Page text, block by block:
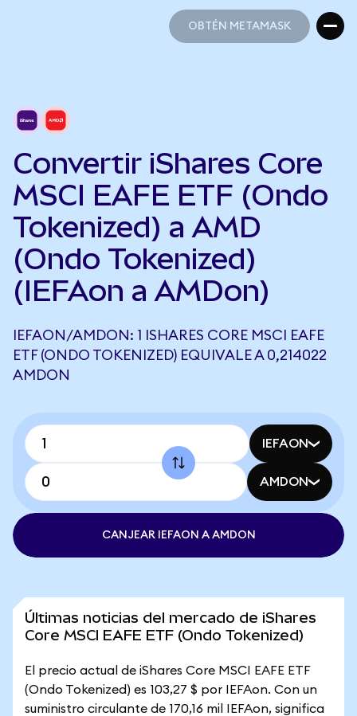
OBTÉN METAMASK
Convertir iShares Core
MSCI EAFE ETF (Ondo
Tokenized) a AMD
(Ondo Tokenized)
(IEFAon a AMDon)
IEFAON/AMDON: 1 ISHARES CORE MSCI EAFE
ETF (ONDO TOKENIZED) EQUIVALE A 0,214022
AMDON
IEFAON
AMDON
CANJEAR IEFAON A AMDON
Últimas noticias del mercado de iShares
Core MSCI EAFE ETF (Ondo Tokenized)
El precio actual de iShares Core MSCI EAFE ETF
(Ondo Tokenized) es 103,27 $ por IEFAon. Con un
suministro circulante de 170,16 mil IEFAon, significa